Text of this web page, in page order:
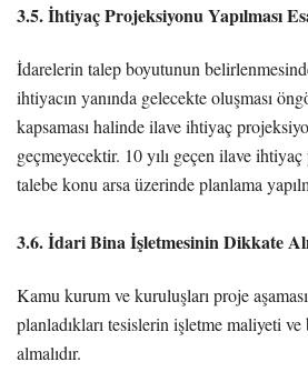
3.5. İhtiyaç Projeksiyonu Yapılması
İdarelerin talep boyutunun
ihtiyacın yanında gelecekte oluşması
kapsaması halinde ilave ihtiyaç
geçmeyecektir. 10 yılı geçen ilave
talebe konu arsa üzerinde planlama
3.6. İdari Bina İşletmesinin Dikkate
Kamu kurum ve kuruluşları proje
planladıkları tesislerin işletme maliyeti
almalıdır.